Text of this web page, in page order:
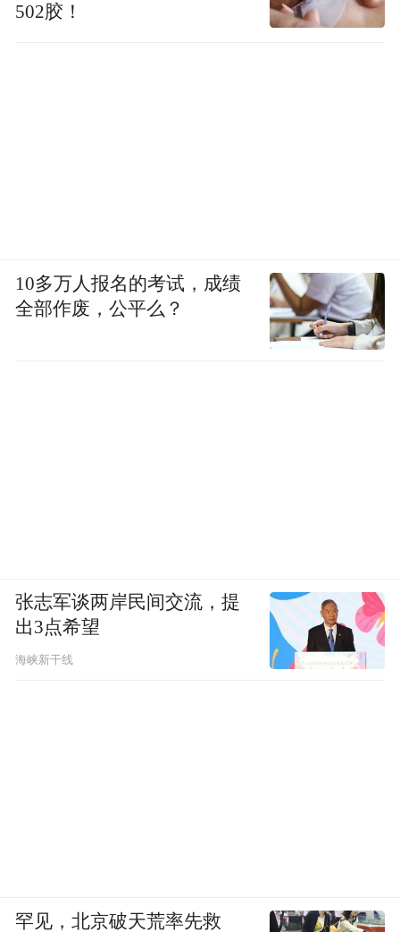
502胶！
10多万人报名的考试，成绩
全部作废，公平么？
张志军谈两岸民间交流，提
出3点希望
海峡新干线
罕见，北京破天荒率先救